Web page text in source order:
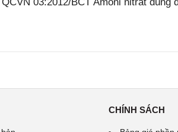
CHÍNH SÁCH